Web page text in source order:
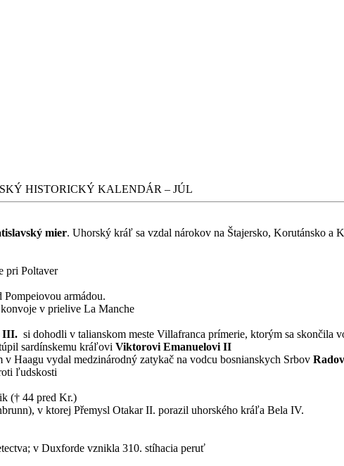
HISTORICKÝ KALENDÁR – JÚL
mier. Uhorský kráľ sa vzdal nárokov na Štajersko, Korutánsko a
pri Poltaver
Pompeiovou armádou.
v prielive La Manche
III. si dohodli v talianskom meste Villafranca prímerie, ktorým sa skončila
sardínskemu kráľovi Viktorovi Emanuelovi II
Haagu vydal medzinárodný zatykač na vodcu bosnianskych Srbov
ľudskosti
(† 44 pred Kr.)
v ktorej Přemysl Otakar II. porazil uhorského kráľa Bela IV.
v Duxforde vznikla 310. stíhacia peruť